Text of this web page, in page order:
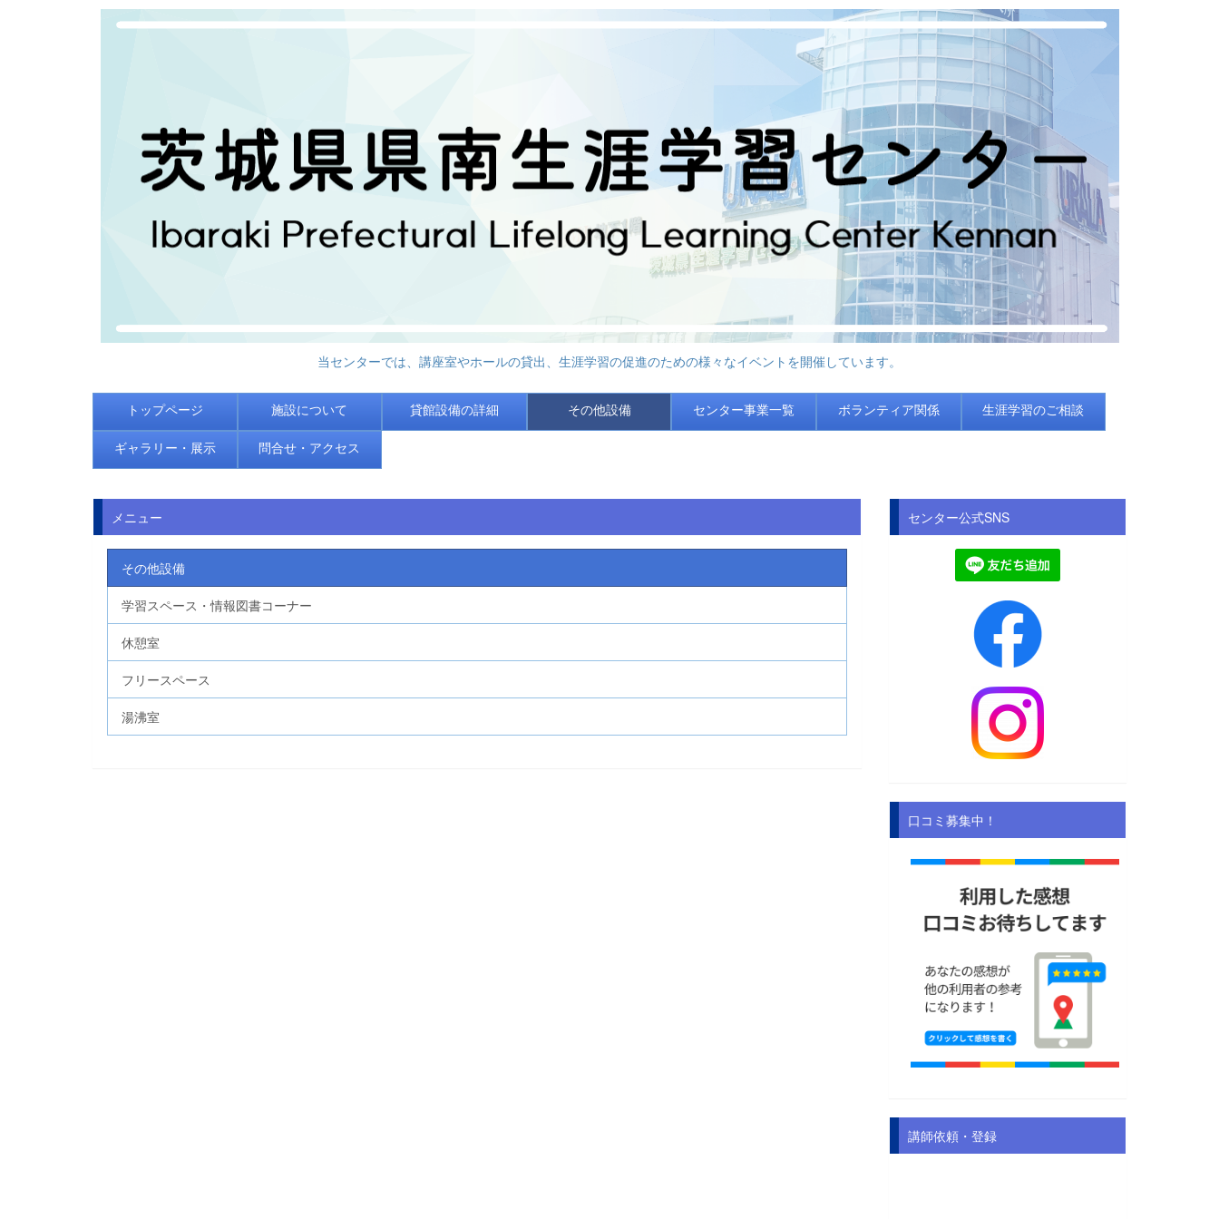
当センターでは、講座室やホールの貸出、生涯学習の促進のための様々なイベントを開催しています。
トップページ 施設について 貸館設備の詳細 その他設備 センター事業一覧 ボランティア関係 生涯学習のご相談
ギャラリー・展示 問合せ・アクセス
メニュー
その他設備
学習スペース・情報図書コーナー
休憩室
フリースペース
湯沸室
センター公式SNS
口コミ募集中！
講師依頼・登録